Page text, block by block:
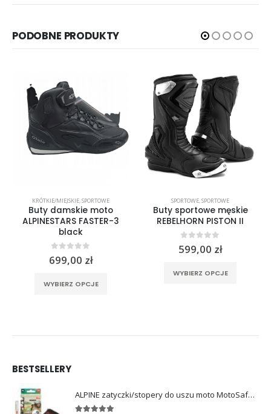
PODOBNE PRODUKTY
SPORTOWEKRÓTKIE/MIEJSKIE SPORTOWE
Buty damskie moto
ALPINESTARS FASTER-3
black
0out of 5
699,00 zł
WYBIERZ OPCJE
SPORTOWE SPORTOWE
Buty sportowe męskie
REBELHORN PISTON II
0out of 5
599,00 zł
WYBIERZ OPCJE
BESTSELLERY
ALPINE zatyczki/stopery do uszu moto MotoSafe Pro